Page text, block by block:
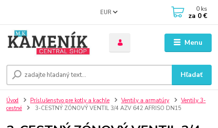
Menu
EUR
Hľadať
0 ks
za 0 €
Úvod Príslušenstvo pre kotly a kachle Ventily a armatúry
Ventily 3-
cestné
3-CESTNÝ ZÓNOVÝ VENTIL 3/4 AZV 642 AFRISO DN15